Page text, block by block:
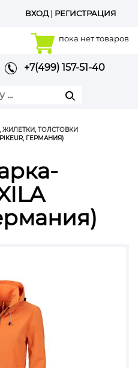
ВХОД| РЕГИСТРАЦИЯ
пока нет товаров
+7(499) 157-51-40
ЖИЛЕТКИ, ТОЛСТОВКИ
ГЕРМАНИЯ)